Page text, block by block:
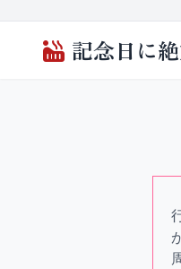
記念日に